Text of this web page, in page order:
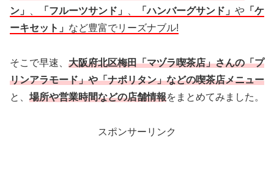
ン」
「フルーツサンド」 「ハンバーグサンド」 や 「ケ
ーキセット」 など豊富でリーズナブル!
そこで早速、 大阪府北区梅田「マヅラ喫茶店」さんの「プ
リンアラモード」や「ナポリタン」などの喫茶店メニュー
と、 場所や営業時間などの店舗情報をまとめてみました。
スポンサーリンク